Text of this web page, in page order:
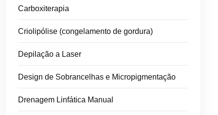
Carboxiterapia
Criolipólise (congelamento de gordura)
Depilação a Laser
Design de Sobrancelhas e Micropigmentação
Drenagem Linfática Manual